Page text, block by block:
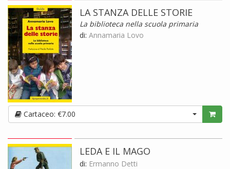
LA STANZA DELLE STORIE
La biblioteca nella scuola primaria
di: Annamaria Lovo
Cartaceo: €7.00
LEDA E IL MAGO
di: Ermanno Detti